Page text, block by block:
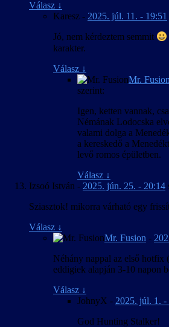
Válasz ↓
Karesz - 2025. júl. 11. - 19:51
Jó, nem kérdeztem semmit
karakter.
Válasz ↓
Mr. Fusion
szerint:
Igen, ketten vannak,
Némának Lodocska
valami dolga a
a kereskedő a
levő romos épületben.
Válasz ↓
Izsoó István - 2025. jún. 25. - 20:14
Sziasztok! mikorra várható egy
Válasz ↓
Mr. Fusion -
Néhány nappal az első hotfix
eddigiek alapján 3-10 napon
Válasz ↓
JohnyX - 2025. júl. 1. -
God Hunting Stalker!